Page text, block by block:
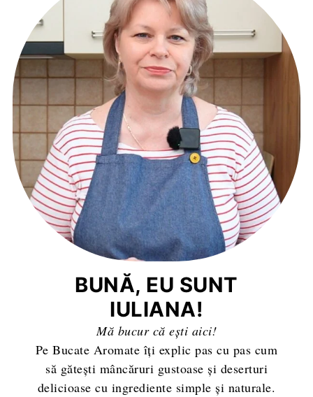
BUNĂ, EU SUNT
IULIANA!
Mă bucur că ești aici!
Pe Bucate Aromate îți explic pas cu pas cum
să gătești mâncăruri gustoase și deserturi
delicioase cu ingrediente simple și naturale.